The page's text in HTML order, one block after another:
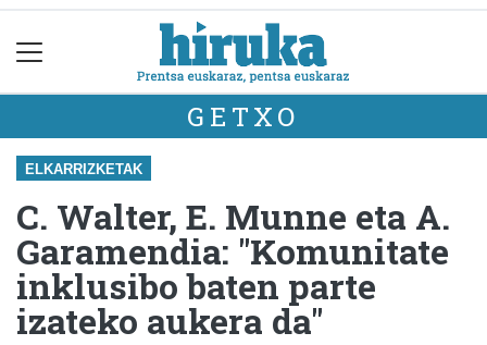
GETXO
ELKARRIZKETAK
C. Walter, E. Munne eta A.
Garamendia: "Komunitate
inklusibo baten parte
izateko aukera da"